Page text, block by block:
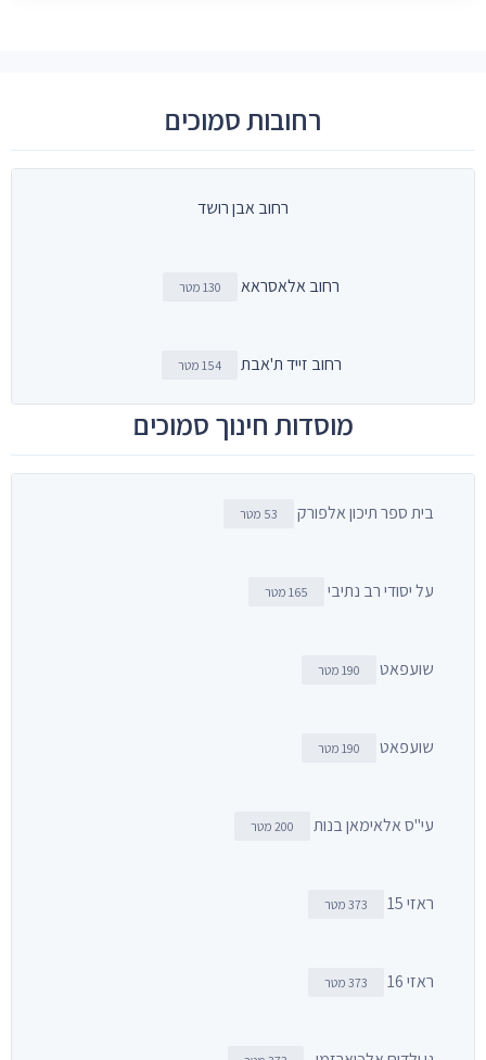
רחובות סמוכים
רחוב אבן רושד
רחוב אלאסראא 130 מטר
רחוב זייד ת'אבת 154 מטר
מוסדות חינוך סמוכים
בית ספר תיכון אלפורק 53 מטר
על יסודי רב נתיבי 165 מטר
שועפאט 190 מטר
שועפאט 190 מטר
עי"ס אלאימאן בנות 200 מטר
ראזי 15 373 מטר
ראזי 16 373 מטר